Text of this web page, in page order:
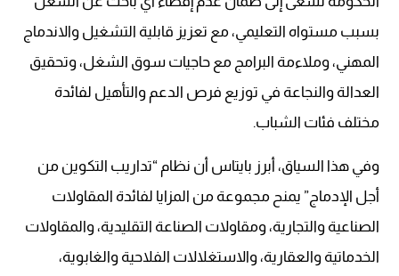
بسبب مستواه التعليمي، مع تعزيز قابلية التشغيل والاندماج
المهني، وملاءمة البرامج مع حاجيات سوق الشغل، وتحقيق
العدالة والنجاعة في توزيع فرص الدعم والتأهيل لفائدة
مختلف فئات الشباب.
وفي هذا السياق، أبرز بايتاس أن نظام “تداريب التكوين من
أجل الإدماج” يمنح مجموعة من المزايا لفائدة المقاولات
الصناعية والتجارية، ومقاولات الصناعة التقليدية، والمقاولات
الخدماتية والعقارية، والاستغلالات الفلاحية والغابوية،